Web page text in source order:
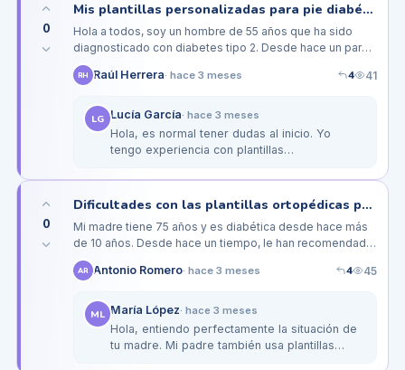
0
Mis plantillas personalizadas para pie diabético: ¿valen la pena realmente?
Hola a todos, soy un hombre de 55 años que ha sido
diagnosticado con diabetes tipo 2. Desde hace un par
de meses, comencé a usar plantillas personalizadas
recomendadas por mi…
RH Raúl Herrera· hace 3 meses 4 41
LG Lucía García· hace 3 meses
Hola, es normal tener dudas al inicio. Yo
tengo experiencia con plantillas
cambio, pero con el tiempo noté…
0
Dificultades con las plantillas ortopédicas para pie diabético en mi madre mayor
Mi madre tiene 75 años y es diabética desde hace más
de 10 años. Desde hace un tiempo, le han recomendado
el uso de plantillas ortopédicas para mejorar su
comodidad al caminar y…
AR Antonio Romero· hace 3 meses 4 45
ML María López· hace 3 meses
Hola, entiendo perfectamente la situación de
tu madre. Mi padre también usa plantillas